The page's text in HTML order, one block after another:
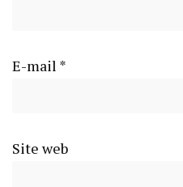
E-mail *
Site web